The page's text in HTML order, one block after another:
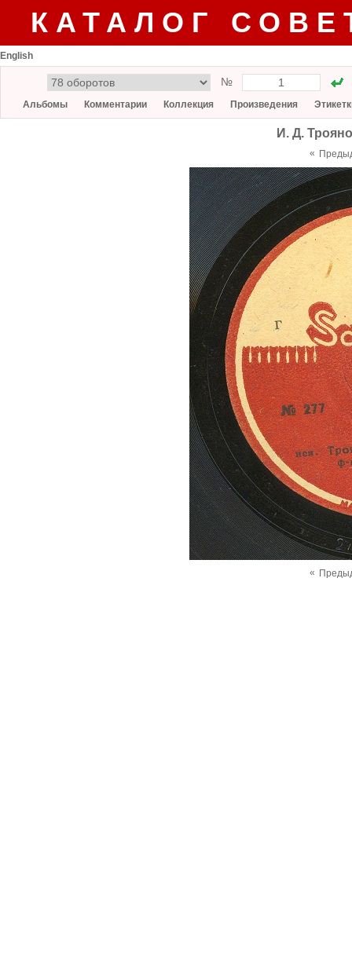
КАТАЛОГ
English
№
Альбомы Комментарии Коллекция Произведения
И. Д.
«
«